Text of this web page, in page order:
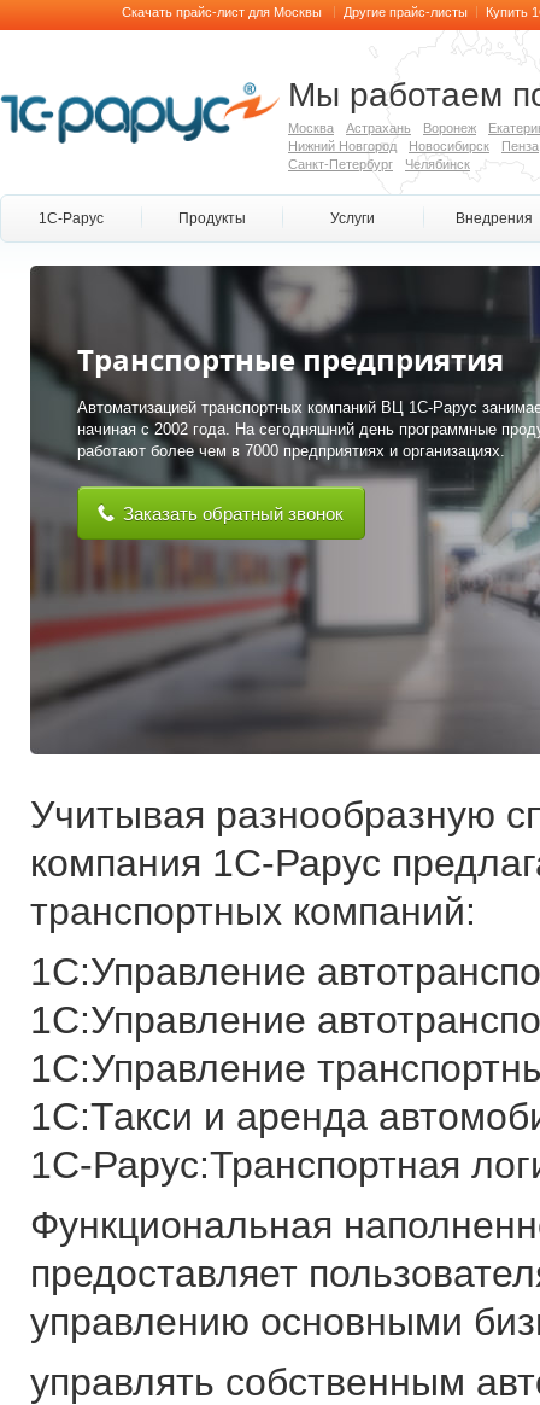
Скачать прайс-лист для Москвы | Другие прайс-листы | Купить
Мы работаем
Москва Астрахань Воронеж
Нижний Новгород
Новосибирск
Пенза
Санкт-Петербург
Челябинск
1С-Рарус Продукты Услуги Внедрения
Транспортные предприятия
Автоматизацией транспортных компаний ВЦ 1С-Рарус
начиная с 2002 года. На сегодняшний день программные
работают более чем в 7000 предприятиях и организациях.
Заказать обратный звонок
Учитывая разнообразную
компания 1С-Рарус
транспортных компаний:
1С:Управление
1С:Управление
1С:Управление
1С:Такси и аренда
1С-Рарус:Транспортная
Функциональная
предоставляет
управлению основными
управлять собственным